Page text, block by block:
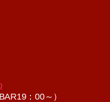
：00～）